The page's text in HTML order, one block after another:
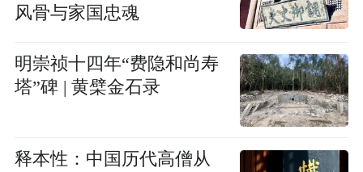
风骨与家国忠魂
明崇祯十四年“费隐和尚寿
塔”碑 | 黄檗金石录
释本性：中国历代高僧从